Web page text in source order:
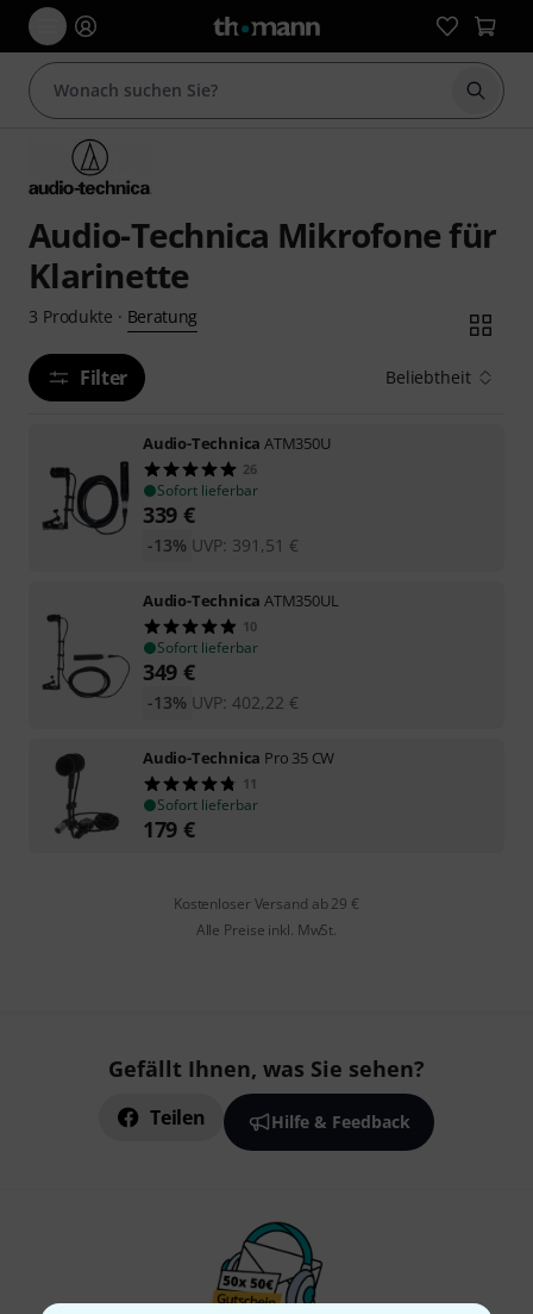
Suche
Audio-Technica Mikrofone für
Klarinette
3 Produkte · Beratung
Filter Beliebtheit
Audio-Technica ATM350U
26
Sofort lieferbar
339 €
UVP: 391,51 €
-13%
Audio-Technica ATM350UL
10
Sofort lieferbar
349 €
UVP: 402,22 €
-13%
Audio-Technica Pro 35 CW
11
Sofort lieferbar
179 €
Kostenloser Versand ab 29 €
Alle Preise inkl. MwSt.
Gefällt Ihnen, was Sie sehen?
Teilen Hilfe & Feedback